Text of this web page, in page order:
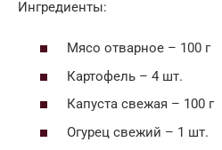
Ингредиенты:
Мясо отварное – 100 г
Картофель – 4 шт.
Капуста свежая – 100 г
Огурец свежий – 1 шт.